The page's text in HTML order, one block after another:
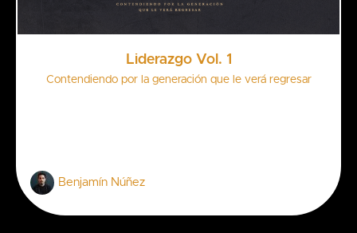
Liderazgo Vol. 1
Contendiendo por la generación que le verá regresar
Benjamín Núñez